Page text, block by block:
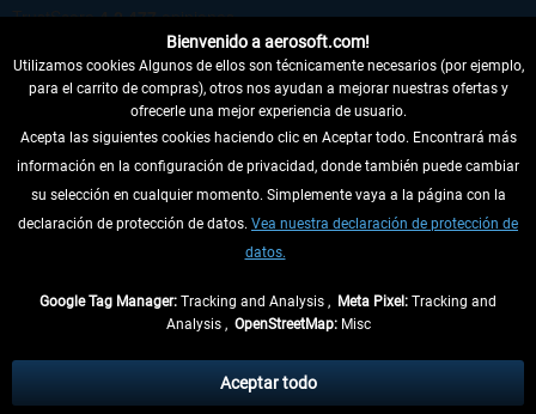
DESISTIR DEL CONTRATO
INFORMACIÓN
tasas de recepción si no se describe lo contrario
** De aplicación a envíos dentro de Alemania. Los plazos de envío para los
Bienvenido a aerosoft.com!
Utilizamos cookies Algunos de ellos son técnicamente necesarios (por ejemplo,
para el carrito de compras), otros nos ayudan a mejorar nuestras ofertas y
ofrecerle una mejor experiencia de usuario.
Acepta las siguientes cookies haciendo clic en Aceptar todo. Encontrará más
información en la configuración de privacidad, donde también puede cambiar
su selección en cualquier momento. Simplemente vaya a la página con la
declaración de protección de datos. Vea nuestra declaración de protección de
datos.
Google Tag Manager: Tracking and Analysis , Meta Pixel: Tracking and
Analysis , OpenStreetMap:Misc
Aceptar todo